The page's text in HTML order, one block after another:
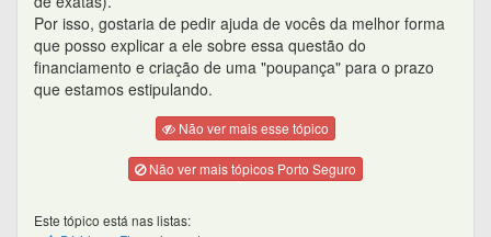
Por isso, gostaria de pedir ajuda de vocês da melhor forma
que posso explicar a ele sobre essa questão do
financiamento e criação de uma "poupança" para o prazo
que estamos estipulando.
Não ver mais esse tópico
Não ver mais tópicos Porto Seguro
Este tópico está nas listas: